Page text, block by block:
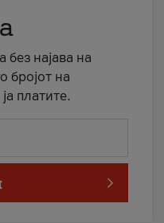
без најава на
бројот на
платите.